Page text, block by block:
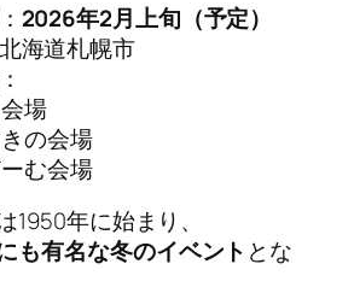
2026年2月上旬（予定）
海道札幌市
場
の会場
む会場
1950年に始まり、
も有名な冬のイベント とな